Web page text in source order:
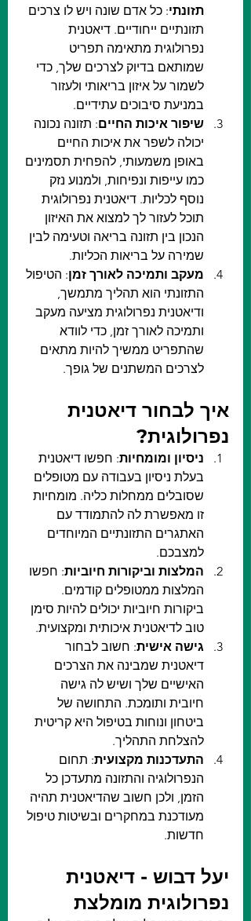
תזונתי: כל אדם שונה ויש לו צרכים
תזונתיים ייחודיים. דיאטנית
נפרולוגית מתאימה תפריט
שמותאם בדיוק לצרכים שלך, כדי
לשמור על איזון בריאותי ולעזור
במניעת סיבוכים עתידיים.
שיפור איכות החיים: תזונה נכונה
יכולה לשפר את איכות החיים
באופן משמעותי, להפחית תסמינים
כמו עייפות ונפיחות, ולמנוע נזק
נוסף לכליות. דיאטנית נפרולוגית
תוכל לעזור לך למצוא את האיזון
הנכון בין תזונה בריאה וטעימה לבין
שמירה על בריאות הכליות.
מעקב ותמיכה לאורך זמן: הטיפול
התזונתי הוא תהליך מתמשך,
ודיאטנית נפרולוגית מציעה מעקב
ותמיכה לאורך זמן, כדי לוודא
שהתפריט ממשיך להיות מתאים
לצרכים המשתנים של גופך.
איך לבחור דיאטנית
נפרולוגית?
ניסיון ומומחיות: חפשו דיאטנית
בעלת ניסיון בעבודה עם מטופלים
שסובלים ממחלות כליה. מומחיות
זו מאפשרת לה להתמודד עם
האתגרים התזונתיים המיוחדים
למצבכם.
המלצות וביקורות חיוביות: חפשו
המלצות ממטופלים קודמים.
ביקורות חיוביות יכולים להיות סימן
טוב לדיאטנית איכותית ומקצועית.
גישה אישית: חשוב לבחור
דיאטנית שמבינה את הצרכים
האישיים שלך ושיש לה גישה
חיובית ותומכת. התחושה של
ביטחון ונוחות בטיפול היא קריטית
להצלחת התהליך.
התעדכנות מקצועית: תחום
הנפרולוגיה והתזונה מתעדכן כל
הזמן, ולכן חשוב שהדיאטנית תהיה
מעודכנת במחקרים ובשיטות טיפול
חדשות.
יעל דבוש - דיאטנית
נפרולוגית מומלצת